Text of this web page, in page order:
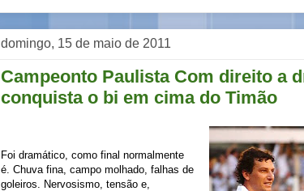
domingo, 15 de maio de 2011
Campeonto Paulista Com direito a
conquista o bi em cima do Timão
Foi dramático, como final normalmente
é. Chuva fina, campo molhado, falhas de
goleiros. Nervosismo, tensão e,